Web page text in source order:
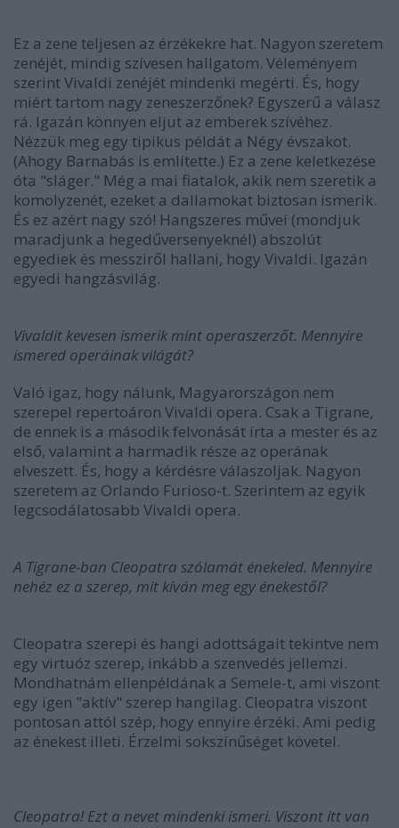
Ez a zene teljesen az érzékekre hat. Nagyon szeretem
zenéjét, mindig szívesen hallgatom. Véleményem
szerint Vivaldi zenéjét mindenki megérti. És, hogy
miért tartom nagy zeneszerzőnek? Egyszerű a válasz
rá. Igazán könnyen eljut az emberek szívéhez.
Nézzük meg egy tipikus példát a Négy évszakot.
(Ahogy Barnabás is említette.) Ez a zene keletkezése
óta "sláger." Még a mai fiatalok, akik nem szeretik a
komolyzenét, ezeket a dallamokat biztosan ismerik.
És ez azért nagy szó! Hangszeres művei (mondjuk
maradjunk a hegedűversenyeknél) abszolút
egyediek és messziről hallani, hogy Vivaldi. Igazán
egyedi hangzásvilág.
Vivaldit kevesen ismerik mint operaszerzőt. Mennyire
ismered operáinak világát?
Való igaz, hogy nálunk, Magyarországon nem
szerepel repertoáron Vivaldi opera. Csak a Tigrane,
de ennek is a második felvonását írta a mester és az
első, valamint a harmadik része az operának
elveszett. És, hogy a kérdésre válaszoljak. Nagyon
szeretem az Orlando Furioso-t. Szerintem az egyik
legcsodálatosabb Vivaldi opera.
A Tigrane-ban Cleopatra szólamát énekeled. Mennyire
nehéz ez a szerep, mit kíván meg egy énekestől?
Cleopatra szerepi és hangi adottságait tekintve nem
egy virtuóz szerep, inkább a szenvedés jellemzi.
Mondhatnám ellenpéldának a Semele-t, ami viszont
egy igen "aktív" szerep hangilag. Cleopatra viszont
pontosan attól szép, hogy ennyire érzéki. Ami pedig
az énekest illeti. Érzelmi sokszínűséget követel.
Cleopatra! Ezt a nevet mindenki ismeri. Viszont itt van